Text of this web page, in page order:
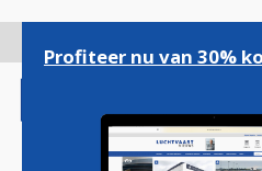
gaan
Profiteer nu van 30%